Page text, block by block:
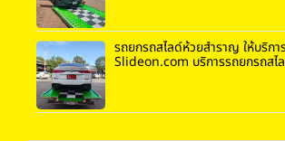
รถยกรถสไลด์ห้วยสำราญ ให้บริกา
Slideon.com บริการรถยกรถสไ